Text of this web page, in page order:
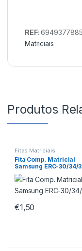
REF:
Matriciais
Produtos
Fitas Matriciais
Fita Comp. Matricial
Samsung ERC-30/34/
€1,50